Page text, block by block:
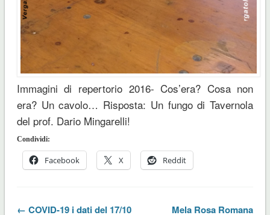
Immagini di repertorio 2016- Cos’era? Cosa non
era? Un cavolo… Risposta: Un fungo di Tavernola
del prof. Dario Mingarelli!
Condividi:
Facebook X Reddit
← COVID-19 i dati del 17/10 Mela Rosa Romana